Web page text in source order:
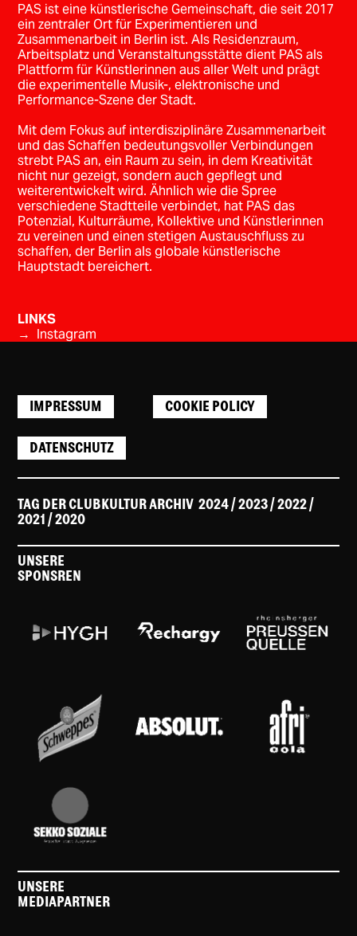
PAS ist eine künstlerische Gemeinschaft, die seit 2017
ein zentraler Ort für Experimentieren und
Zusammenarbeit in Berlin ist. Als Residenzraum,
Arbeitsplatz und Veranstaltungsstätte dient PAS als
Plattform für Künstlerinnen aus aller Welt und prägt
die experimentelle Musik-, elektronische und
Performance-Szene der Stadt.
Mit dem Fokus auf interdisziplinäre Zusammenarbeit
und das Schaffen bedeutungsvoller Verbindungen
strebt PAS an, ein Raum zu sein, in dem Kreativität
nicht nur gezeigt, sondern auch gepflegt und
weiterentwickelt wird. Ähnlich wie die Spree
verschiedene Stadtteile verbindet, hat PAS das
Potenzial, Kulturräume, Kollektive und Künstlerinnen
zu vereinen und einen stetigen Austauschfluss zu
schaffen, der Berlin als globale künstlerische
Hauptstadt bereichert.
LINKS
→ Instagram
IMPRESSUM COOKIE POLICY
DATENSCHUTZ
TAG DER CLUBKULTUR ARCHIV2024 / 2023 /2022 /
2021 /2020
UNSERE
SPONSREN
UNSERE
MEDIAPARTNER